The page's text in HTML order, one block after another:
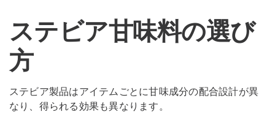
ステビア甘味料の選び
方
ステビア製品はアイテムごとに甘味成分の配合設計が異
なり、得られる効果も異なります。